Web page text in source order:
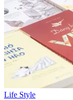
Life Style